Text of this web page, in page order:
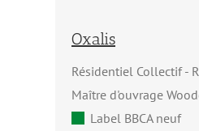
Oxalis
Résidentiel Collectif
Maître d'ouvrage
Label BBCA neuf